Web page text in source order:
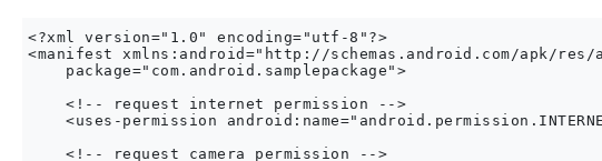
<?xml version="1.0" encoding="utf-8"?>
<manifest xmlns:android="http://schemas.android.com/apk/res/
    package="com.android.samplepackage">
    <!-- request internet permission -->
<uses-permission
    <!-- request camera permission -->